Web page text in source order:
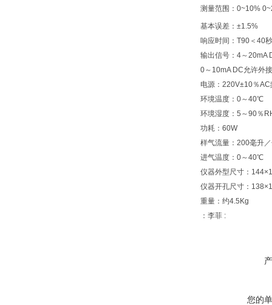
测量范围：0~10%
基本误差：±1.5%
响应时间：T90＜40秒
输出信号：4～20mA
0～10mA DC允许外
电源：220V±10％
环境温度：0～40℃
环境湿度：5～90％
功耗：60W
样气流量：200毫升
进气温度：0～40℃
仪器外型尺寸：
仪器开孔尺寸：
重量：约4.5Kg
：李菲 :
您的